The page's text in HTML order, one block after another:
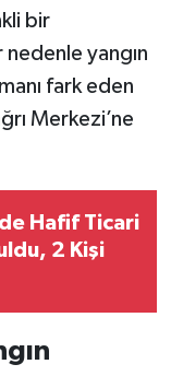
bir
yangın
fark eden
Merkezi’ne
Hafif Ticari
2 Kişi